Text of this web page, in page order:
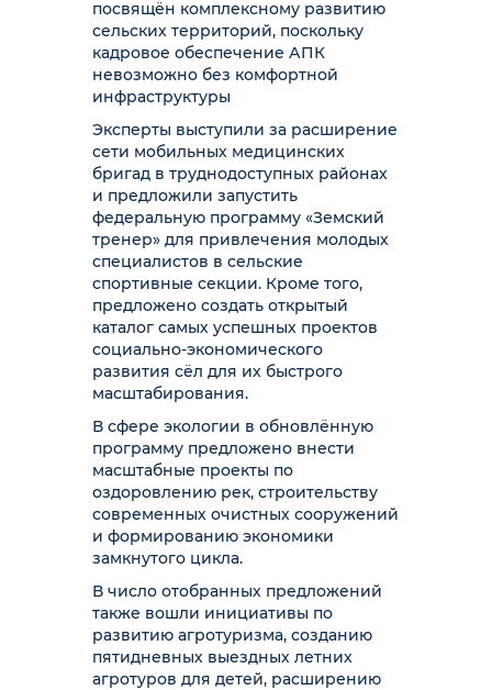
посвящён комплексному развитию
сельских территорий, поскольку
кадровое обеспечение АПК
невозможно без комфортной
инфраструктуры
Эксперты выступили за расширение
сети мобильных медицинских
бригад в труднодоступных районах
и предложили запустить
федеральную программу «Земский
тренер» для привлечения молодых
специалистов в сельские
спортивные секции. Кроме того,
предложено создать открытый
каталог самых успешных проектов
социально-экономического
развития сёл для их быстрого
масштабирования.
В сфере экологии в обновлённую
программу предложено внести
масштабные проекты по
оздоровлению рек, строительству
современных очистных сооружений
и формированию экономики
замкнутого цикла.
В число отобранных предложений
также вошли инициативы по
развитию агротуризма, созданию
пятидневных выездных летних
агротуров для детей, расширению